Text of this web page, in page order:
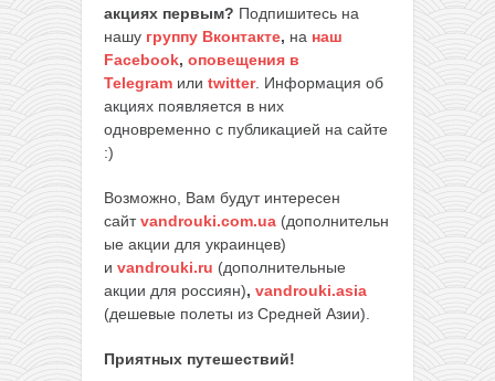
акциях первым? Подпишитесь на
нашу группу Вконтакте, на наш
Facebook, оповещения в
Telegram или twitter. Информация об
акциях появляется в них
одновременно с публикацией на сайте
:)
Возможно, Вам будут интересен
сайтvandrouki.com.ua (дополнительн
ые акции для украинцев)
и vandrouki.ru (дополнительные
акции для россиян), vandrouki.asia
(дешевые полеты из Средней Азии).
Приятных путешествий!